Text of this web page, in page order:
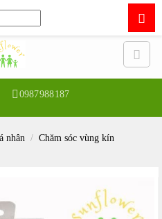
0987988187
nhân / Chăm sóc vùng kín